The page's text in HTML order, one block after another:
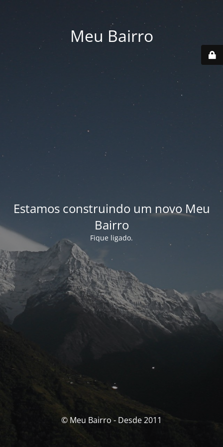
Meu Bairro
Estamos construindo um novo Meu
Bairro
Fique ligado.
© Meu Bairro - Desde 2011